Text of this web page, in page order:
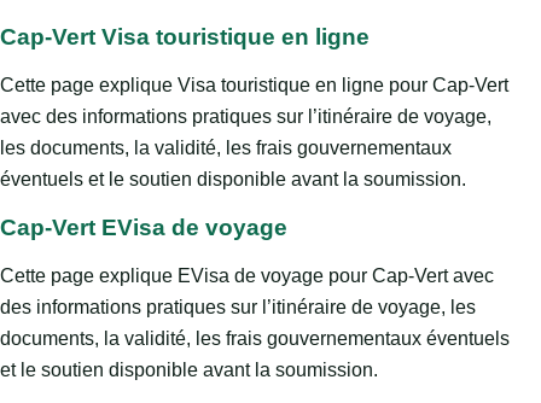
Cap-Vert Visa touristique en ligne
Cette page explique Visa touristique en ligne pour Cap-Vert
avec des informations pratiques sur l’itinéraire de voyage,
les documents, la validité, les frais gouvernementaux
éventuels et le soutien disponible avant la soumission.
Cap-Vert EVisa de voyage
Cette page explique EVisa de voyage pour Cap-Vert avec
des informations pratiques sur l’itinéraire de voyage, les
documents, la validité, les frais gouvernementaux éventuels
et le soutien disponible avant la soumission.